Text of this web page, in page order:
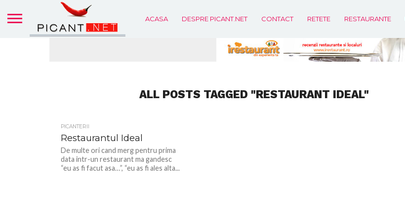
ACASA DESPRE PICANT.NET CONTACT RETETE RESTAURANTE
ALL POSTS TAGGED "RESTAURANT IDEAL"
PICANTERII
Restaurantul Ideal
De multe ori cand merg pentru prima
data intr-un restaurant ma gandesc
“eu as fi facut asa…”, “eu as fi ales alta...